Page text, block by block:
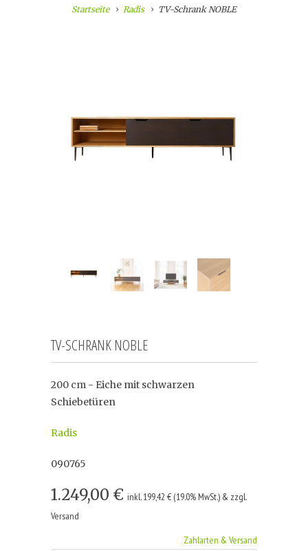
Startseite Radis TV-Schrank NOBLE
TV-SCHRANK NOBLE
200 cm - Eiche mit schwarzen
Schiebetüren
Radis
090765
1.249,00 € inkl. 199,42 € (19.0% MwSt.) & zzgl.
Versand
Zahlarten & Versand